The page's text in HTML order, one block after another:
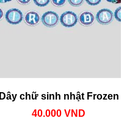
Dây chữ sinh nhật Frozen
40.000 VND